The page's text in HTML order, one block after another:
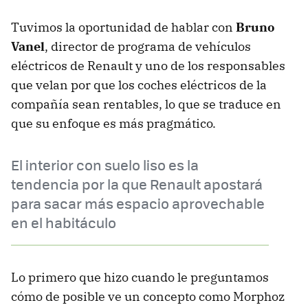
Tuvimos la oportunidad de hablar con Bruno
Vanel, director de programa de vehículos
eléctricos de Renault y uno de los responsables
que velan por que los coches eléctricos de la
compañía sean rentables, lo que se traduce en
que su enfoque es más pragmático.
El interior con suelo liso es la
tendencia por la que Renault apostará
para sacar más espacio aprovechable
en el habitáculo
Lo primero que hizo cuando le preguntamos
cómo de posible ve un concepto como Morphoz